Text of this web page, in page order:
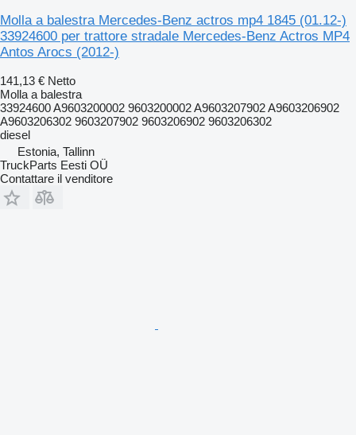
Molla a balestra Mercedes-Benz actros mp4 1845 (01.12-)
33924600 per trattore stradale Mercedes-Benz Actros MP4
Antos Arocs (2012-)
141,13 € Netto
Molla a balestra
33924600 A9603200002 9603200002 A9603207902 A9603206902
A9603206302 9603207902 9603206902 9603206302
diesel
Estonia, Tallinn
TruckParts Eesti OÜ
Contattare il venditore